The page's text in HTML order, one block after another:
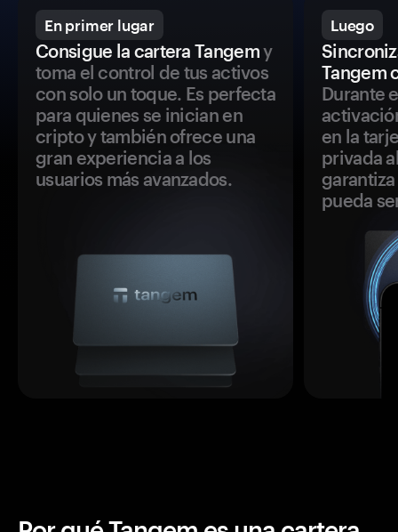
En primer lugar
Consigue la cartera Tangemy
toma el control de tus activos
con solo un toque. Es perfecta
para quienes se inician en
cripto y también ofrece una
gran experiencia a los
usuarios más avanzados.
Luego
Tangem
Durante
en la
privada
pueda